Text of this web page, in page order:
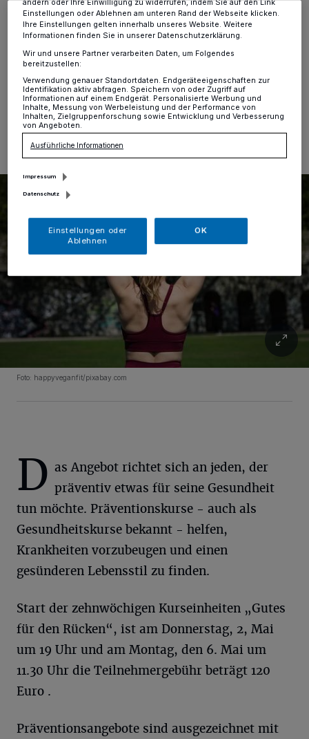
Hochdahl· Der TSV Hochdahl 64 bietet in seinem
Fitness- und Gesundheitszentrum wieder einen neue
Präventionskurse zum Thema „Gutes für den Rücken”
an.
23.04.2024 , 14:53 Uhr Eine Minute Lesezeit
Foto: happyveganfit/pixabay.com
D as Angebot richtet sich an jeden, der
präventiv etwas für seine Gesundheit
tun möchte. Präventionskurse - auch als
Gesundheitskurse bekannt - helfen,
Krankheiten vorzubeugen und einen
gesünderen Lebensstil zu finden.
Start der zehnwöchigen Kurseinheiten „Gutes
für den Rücken“, ist am Donnerstag, 2, Mai
um 19 Uhr und am Montag, den 6. Mai um
11.30 Uhr die Teilnehmergebühr beträgt 120
Euro .
Präventionsangebote sind ausgezeichnet mit
ändern oder Ihre Einwilligung zu widerrufen, indem Sie auf den Link
Einstellungen oder Ablehnen am unteren Rand der Webseite klicken.
Ihre Einstellungen gelten innerhalb unseres Website. Weitere
Informationen finden Sie in unserer Datenschutzerklärung.
Wir und unsere Partner verarbeiten Daten, um Folgendes
bereitzustellen:
Verwendung genauer Standortdaten. Endgeräteeigenschaften zur
Identifikation aktiv abfragen. Speichern von oder Zugriff auf
Informationen auf einem Endgerät. Personalisierte Werbung und
Inhalte, Messung von Werbeleistung und der Performance von
Inhalten, Zielgruppenforschung sowie Entwicklung und Verbesserung
von Angeboten.
Ausführliche Informationen
Impressum
Datenschutz
Einstellungen oder
Ablehnen
OK